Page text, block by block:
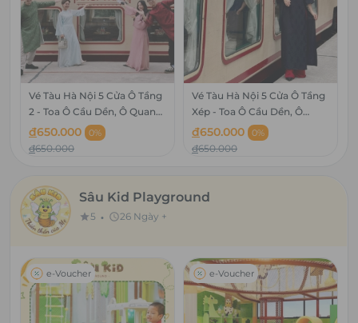
Vé Tàu Hà Nội 5 Cửa Ô Tầng
2 - Toa Ô Cầu Dền, Ô Quan
Chưởng, Ô Cầu Giấy, Ô
Đống Mác - The Hanoi Train
đ650.000 0%
đ650.000
Vé Tàu Hà Nội 5 Cửa Ô Tầng
Xép - Toa Ô Cầu Dền, Ô
Quan Chưởng, Ô Cầu Giấy,
Ô Đống Mác - The Hanoi
đ650.000 0%
đ650.000
Sâu Kid Playground
star 5 • schedule26 Ngày +
e-Voucher e-Voucher